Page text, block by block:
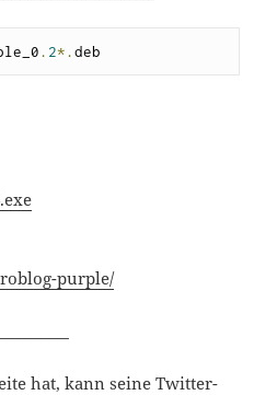
. 2*.deb
purple/
hat, kann seine Twitter-